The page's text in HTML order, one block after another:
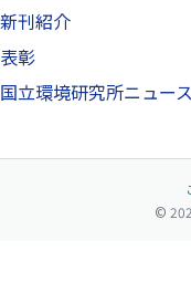
新刊紹介
表彰
国立環境研究所ニュー
©